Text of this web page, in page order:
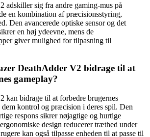
adskiller sig fra andre gaming-mus på
en kombination af præcisionsstyring,
Den avancerede optiske sensor og det
en høj ydeevne, mens de
giver mulighed for tilpasning til
DeathAdder V2 bidrage til at
gameplay?
kan bidrage til at forbedre brugernes
dem kontrol og præcision i deres spil. Den
respons sikrer nøjagtige og hurtige
design reducerer træthed under
kan også tilpasse enheden til at passe til